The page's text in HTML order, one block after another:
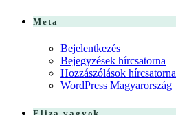
Meta
Bejelentkezés
Bejegyzések hírcsatorna
Hozzászólások hírcsatorna
WordPress Magyarország